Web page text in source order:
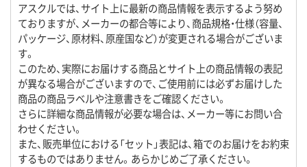
アスクルでは、サイト上に最新の商品情報を表示するよう努め
ておりますが、メーカーの都合等により、商品規格・仕様（容量、
パッケージ、原材料、原産国など）が変更される場合がございま
す。
このため、実際にお届けする商品とサイト上の商品情報の表記
が異なる場合がございますので、ご使用前には必ずお届けした
商品の商品ラベルや注意書きをご確認ください。
さらに詳細な商品情報が必要な場合は、メーカー等にお問い合
わせください。
また、販売単位における「セット」表記は、箱でのお届けをお約束
するものではありません。あらかじめご了承ください。